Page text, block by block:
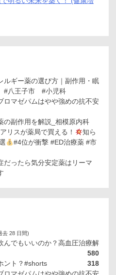
ルギー薬の選び方｜副作用・眠
#八王子市 #小児科
ロマゼパムはやや強めの抗不安
の副作用を解説_相模原内科
リスが薬局で買える！
知ら
#4位が衝撃 #ED治療薬 #市
だったら気分安定薬はリーマ
去 28 日間)
んでもいいのか？高血圧治療解
580
ント？#shorts
318